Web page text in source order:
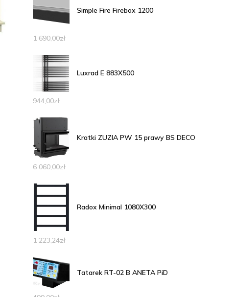
Simple Fire Firebox 1200
1 690,00zł
Luxrad E 883X500
944,00zł
Kratki ZUZIA PW 15 prawy BS DECO
6 060,00zł
Radox Minimal 1080X300
1 223,24zł
Tatarek RT-02 B ANETA PiD